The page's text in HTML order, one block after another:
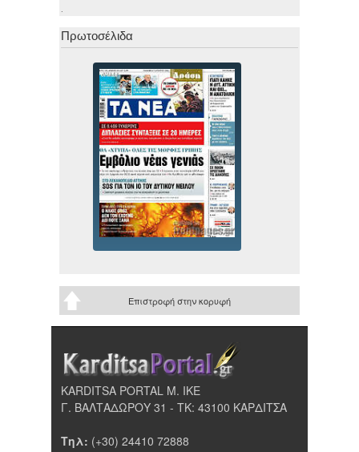
Πρωτοσέλιδα
Επιστροφή στην κορυφή
KARDITSA PORTAL Μ. ΙΚΕ
Γ. ΒΑΛΤΑΔΩΡΟΥ 31 - ΤΚ: 43100 ΚΑΡΔΙΤΣΑ
Τηλ: (+30) 24410 72888